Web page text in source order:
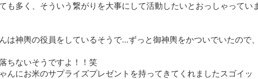
も多く、そういう繋がりを大事にして活動したいとおっしゃってい
は神輿の役員をしているそうで…ずっと御神輿をかついでいたので
ちないそうですよ！！笑
んにお米のサプライズプレゼントを持ってきてくれましたスゴイッ